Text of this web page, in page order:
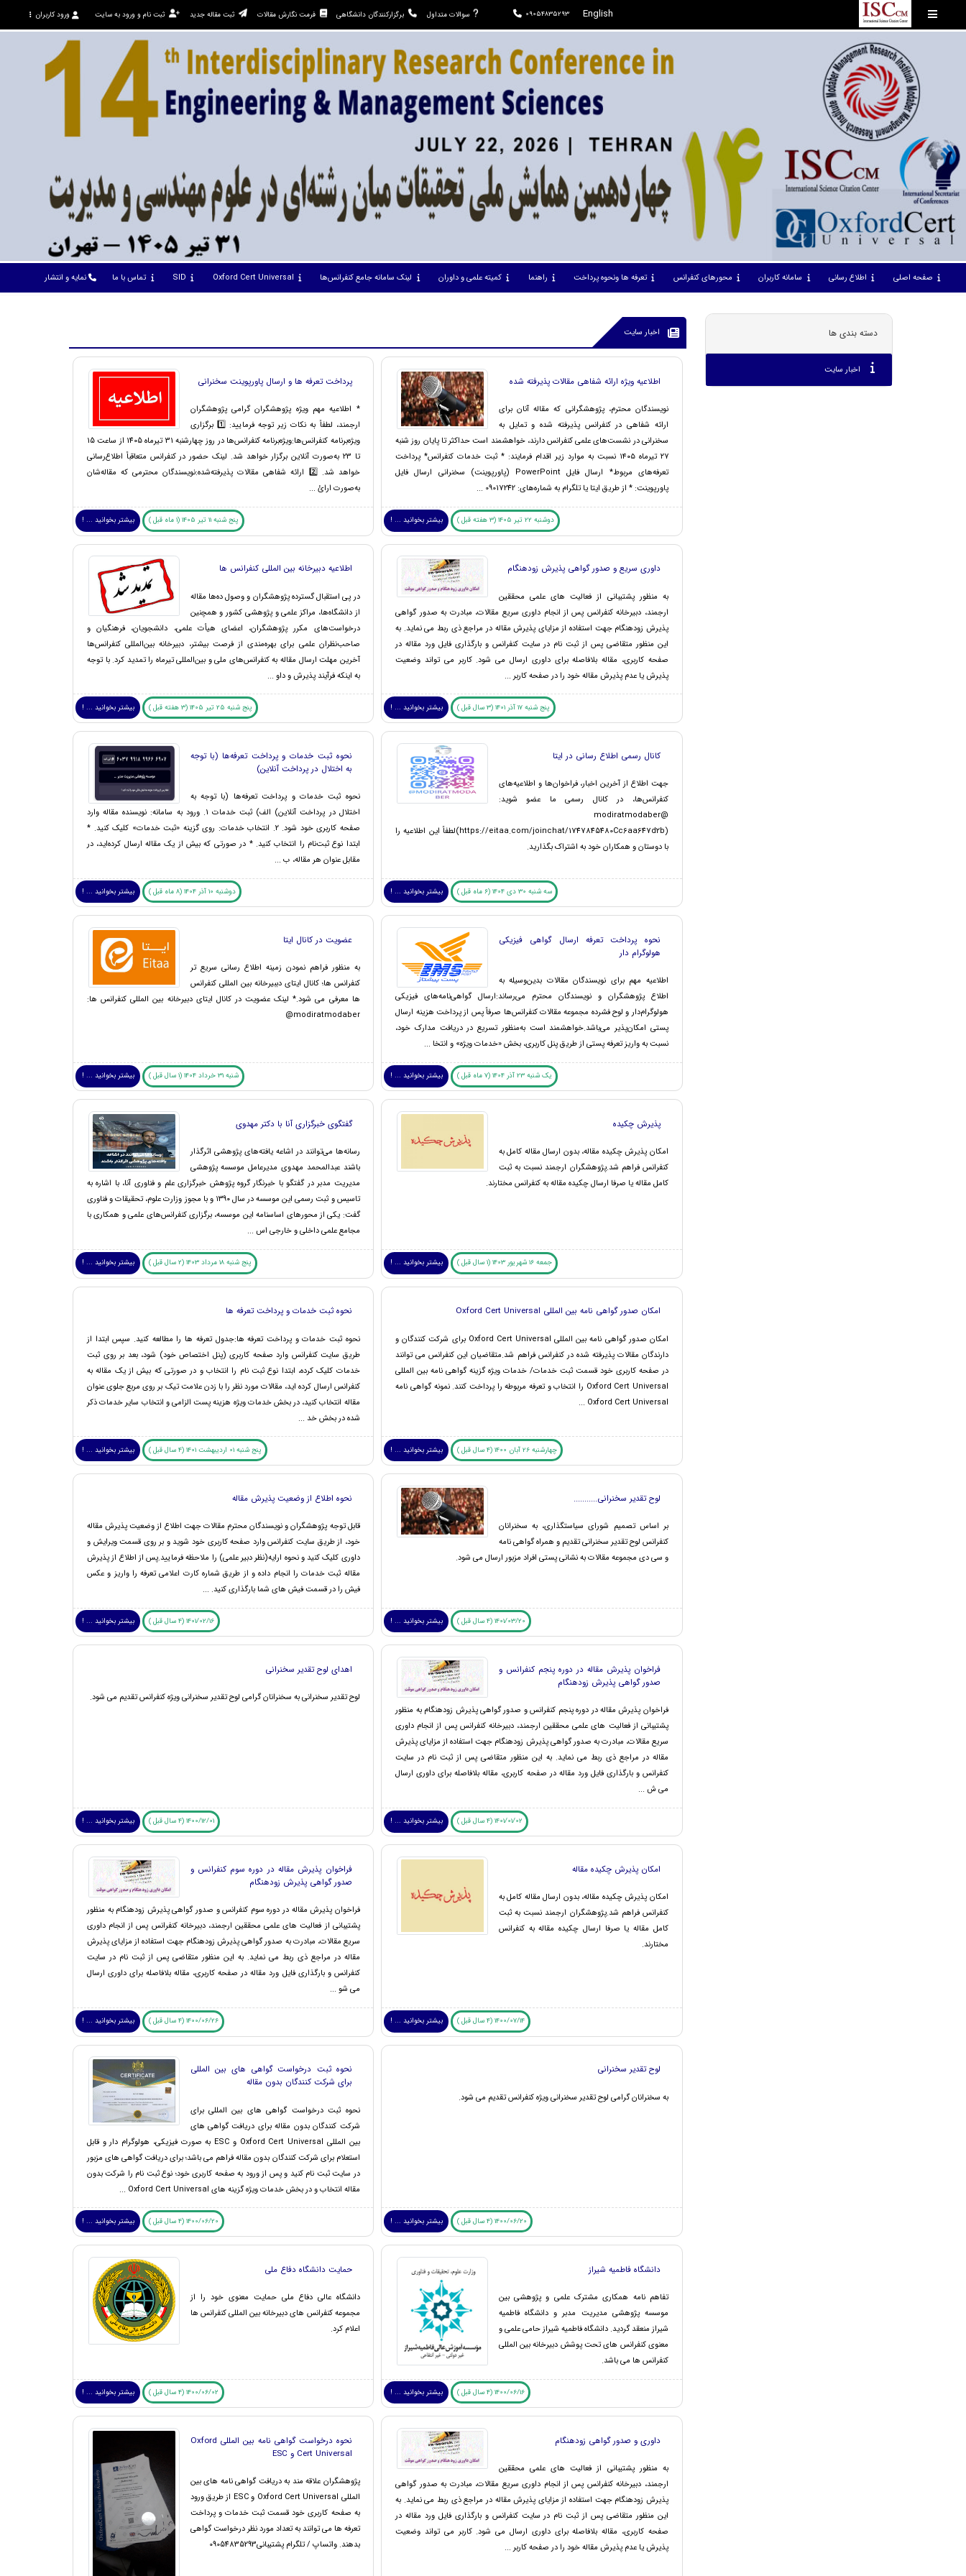
English
09054835293 سوالات متداول برگزارکنندگان دانشگاهی فرمت نگارش مقالات ثبت مقاله جدید ثبت نام و ورود به سایت ورود کاربران
صفحه اصلی اطلاع رسانی سامانه کاربران محورهای کنفرانس تعرفه ها ونحوه پرداخت راهنما کمیته علمی و داوران لینک سامانه جامع کنفرانس‌ها Oxford Cert Universal
SID تماس با ما نمایه و انتشار
دسته بندی ها
اخبار سایت
اخبار سایت
اطلاعیه ویژه ارائه شفاهی مقالات پذیرفته شده
نویسندگان محترم، پژوهشگرانی که مقاله آنان برای
ارائه شفاهی در کنفرانس پذیرفته شده و تمایل به
سخنرانی در نشست‌های علمی کنفرانس دارند، خواهشمند است حداکثر تا پایان روز شنبه
۲۷ تیرماه ۱۴۰۵ نسبت به موارد زیر اقدام فرمایند: * ثبت خدمات کنفرانس* پرداخت
تعرفه‌های مربوط* ارسال فایل PowerPoint (پاورپوینت) سخنرانی ارسال فایل
پاورپوینت: * از طریق ایتا یا تلگرام به شماره‌های: 09017242 ...
دوشنبه 22 تیر 1405 (3 هفته قبل ) بیشتر بخوانید ... !
پرداخت تعرفه ها و ارسال پاورپوینت سخنرانی
* اطلاعیه مهم ویژه پژوهشگران گرامی پژوهشگران
ارجمند، لطفاً به نکات زیر توجه فرمایید: 1️⃣ برگزاری
ویژه‌برنامه کنفرانس‌ها:ویژه‌برنامه کنفرانس‌ها در روز چهارشنبه 31 تیرماه 1405 از ساعت 15
تا 23 به‌صورت آنلاین برگزار خواهد شد. لینک حضور در کنفرانس متعاقباً اطلاع‌رسانی
خواهد شد. 2️⃣ ارائه شفاهی مقالات پذیرفته‌شده:نویسندگان محترمی که مقاله‌شان
به‌صورت ارائ ...
پنج شنبه 11 تیر 1405 (1 ماه قبل ) بیشتر بخوانید ... !
داوری سریع و صدور گواهی پذیرش زودهنگام
به منظور پشتیبانی از فعالیت های علمی محققین
ارجمند، دبیرخانه کنفرانس پس از انجام داوری سریع مقالات، مبادرت به صدور گواهی
پذیرش زودهنگام جهت استفاده از مزایای پذیرش مقاله در مراجع ذی ربط می نماید. به
این منظور متقاضی پس از ثبت نام در سایت کنفرانس و بارگذاری فایل ورد مقاله در
صفحه کاربری، مقاله بلافاصله برای داوری ارسال می شود. کاربر می تواند وضعیت
پذیرش یا عدم پذیرش مقاله خود را در صفحه کاربر ...
پنج شنبه 17 آذر 1401 (3 سال قبل ) بیشتر بخوانید ... !
اطلاعیه دبیرخانه بین المللی کنفرانس ها
در پی استقبال گسترده پژوهشگران و وصول ده‌ها مقاله
از دانشگاه‌ها، مراکز علمی و پژوهشی کشور و همچنین
درخواست‌های مکرر پژوهشگران، اعضای هیأت علمی، دانشجویان، فرهنگیان و
صاحب‌نظران علمی برای بهره‌مندی از فرصت بیشتر، دبیرخانه بین‌المللی کنفرانس‌ها
آخرین مهلت ارسال مقاله به کنفرانس‌های ملی و بین‌المللی تیرماه را تمدید کرد. با توجه
به اینکه فرآیند پذیرش و داو ...
پنج شنبه 25 تیر 1405 (3 هفته قبل ) بیشتر بخوانید ... !
کانال رسمی اطلاع رسانی در ایتا
جهت اطلاع از آخرین اخبار، فراخوان‌ها و اطلاعیه‌های
کنفرانس‌ها، در کانال رسمی ما عضو شوید:
modiratmodaber@
(https://eitaa.com/joinchat/1747845480Cc6aa647d2b)لطفاً این اطلاعیه را
با دوستان و همکاران خود به اشتراک بگذارید.
سه شنبه 30 دی 1404 (6 ماه قبل ) بیشتر بخوانید ... !
نحوه ثبت خدمات و پرداخت تعرفه‌ها (با توجه
به اختلال در پرداخت آنلاین)
نحوه ثبت خدمات و پرداخت تعرفه‌ها (با توجه به
اختلال در پرداخت آنلاین) الف) ثبت خدمات 1. ورود به سامانه: نویسنده مقاله وارد
صفحه کاربری خود شود. 2. انتخاب خدمات: روی گزینه «ثبت خدمات» کلیک کنید. *
ابتدا نوع ثبت‌نام را انتخاب کنید. * در صورتی که بیش از یک مقاله ارسال کرده‌اید، در
مقابل عنوان هر مقاله، ب ...
دوشنبه 10 آذر 1404 (8 ماه قبل ) بیشتر بخوانید ... !
نحوه پرداخت تعرفه ارسال گواهی فیزیکی
هولوگرام دار
اطلاعیه مهم برای نویسندگان مقالات بدین‌وسیله به
اطلاع پژوهشگران و نویسندگان محترم می‌رساند:ارسال گواهی‌نامه‌های فیزیکی
هولوگرام‌دار و لوح فشرده مجموعه مقالات کنفرانس‌ها صرفاً پس از پرداخت هزینه ارسال
پستی امکان‌پذیر می‌باشد.خواهشمند است به‌منظور تسریع در دریافت مدارک خود،
نسبت به واریز تعرفه پستی از طریق پنل کاربری، بخش «خدمات ویژه» و انتخا ...
یک شنبه 23 آذر 1404 (7 ماه قبل ) بیشتر بخوانید ... !
عضویت در کانال ایتا
به منظور فراهم نمودن زمینه اطلاع رسانی سریع تر
کنفرانس ها؛ کانال ایتای دببیرخانه بین المللی کنفرانس
ها معرفی می شود.* لینک عضویت در کانال ایتای دبیرخانه بین المللی کنفرانس ها:
modiratmodaber@
شنبه 31 خرداد 1404 (1 سال قبل ) بیشتر بخوانید ... !
پذیرش چکیده
امکان پذیرش چکیده مقاله، بدون ارسال مقاله کامل به
کنفرانس فراهم شد.پژوهشگران ارجمند نسبت به ثبت
کامل مقاله یا صرفا ارسال چکیده مقاله به کنفرانس مختارند.
جمعه 16 شهریور 1403 (1 سال قبل ) بیشتر بخوانید ... !
گفتگوی خبرگزاری آنا با دکتر مهدوی
رسانه‌ها می‌توانند در اشاعه یافته‌های پژوهشی اثرگذار
باشند عبدالمحمد مهدوی مدیرعامل موسسه پژوهشی
مدیریت مدبر در گفتگو با خبرنگار گروه پژوهش خبرگزاری علم و فناوری آنا، با اشاره به
تاسیس و ثبت رسمی این موسسه در سال ۱۳۹۰ و با مجوز وزارت علوم، تحقیقات و فناوری
گفت: یکی از محور‌های اساسنامه این موسسه، برگزاری کنفرانس‌های علمی و همکاری با
مجامع علمی داخلی و خارجی اس ...
پنج شنبه 18 مرداد 1403 (2 سال قبل ) بیشتر بخوانید ... !
امکان صدور گواهی نامه بین المللی Oxford Cert Universal
امکان صدور گواهی نامه بین المللی Oxford Cert Universal برای شرکت کنندگان و
دارندگان مقالات پذیرفته شده در کنفرانس فراهم شد.متقاضیان این کنفرانس می توانند
در صفحه کاربری خود قسمت ثبت خدمات/ خدمات ویژه گزینه گواهی نامه بین المللی
Oxford Cert Universal را انتخاب و تعرفه مربوطه را پرداخت کنند. نمونه گواهی نامه
Oxford Cert Universal ...
چهارشنبه 26 آبان 1400 (4 سال قبل ) بیشتر بخوانید ... !
نحوه ثبت خدمات و پرداخت تعرفه ها
نحوه ثبت خدمات و پرداخت تعرفه ها:جدول تعرفه ها را مطالعه کنید. سپس ابتدا از
طریق سایت کنفرانس وارد صفحه کاربری (پنل اختصاص خود) شود، بعد بر روی ثبت
خدمات کلیک کرده، ابتدا نوع ثبت نام را انتخاب و در صورتی که بیش از یک مقاله به
کنفرانس ارسال کرده اید، مقالات مورد نظر را با زدن علامت تیک بر روی مربع جلوی عنوان
مقاله انتخاب کنید، در بخش خدمات ویژه هزینه پست الزامی و انتخاب سایر خدمات ذکر
شده در بخش خد ...
پنج شنبه 01 اردیبهشت 1401 (4 سال قبل ) بیشتر بخوانید ... !
لوح تقدیر سخنرانی...........
بر اساس تصمیم شورای سیاستگذاری، به سخنرانان
کنفرانس لوح تقدیر سخنرانی تقدیم و همراه گواهی نامه
و سی دی مجموعه مقالات به نشانی پستی افراد مزبور ارسال می شود.
1401/03/20 (4 سال قبل ) بیشتر بخوانید ... !
نحوه اطلاع از وضعیت پذیرش مقاله
قابل توجه پژوهشگران و نویسندگان محترم مقالات جهت اطلاع از وضعیت پذیرش مقاله
خود، از طریق سایت کنفرانس وارد صفحه کاربری خود شوید و بر روی قسمت ویرایش و
داوری کلیک کنید و نحوه ارایه(نظر دبیر علمی) را ملاحظه فرمایید.پس از اطلاع از پذیرش
مقاله ثبت خدمات را انجام داده و از طریق شماره کارت اعلامی تعرفه را واریز و عکس
فیش را در قسمت فیش های شما بارگذاری کنید. ...
1401/02/16 (4 سال قبل ) بیشتر بخوانید ... !
فراخوان پذیرش مقاله در دوره پنجم کنفرانس و
صدور گواهی پذیرش زودهنگام
فراخوان پذیرش مقاله در دوره پنجم کنفرانس و صدور گواهی پذیرش زودهنگام به منظور
پشتیبانی از فعالیت های علمی محققین ارجمند، دبیرخانه کنفرانس پس از انجام داوری
سریع مقالات، مبادرت به صدور گواهی پذیرش زودهنگام جهت استفاده از مزایای پذیرش
مقاله در مراجع ذی ربط می نماید. به این منظور متقاضی پس از ثبت نام در سایت
کنفرانس و بارگذاری فایل ورد مقاله در صفحه کاربری، مقاله بلافاصله برای داوری ارسال
می ش ...
1401/01/02 (4 سال قبل ) بیشتر بخوانید ... !
اهدای لوح تقدیر سخنرانی
لوح تقدیر سخنرانی به سخنرانان گرامی لوح تقدیر سخنرانی ویژه کنفرانس تقدیم می شود.
1400/12/01 (4 سال قبل ) بیشتر بخوانید ... !
امکان پذیرش چکیده مقاله
امکان پذیرش چکیده مقاله، بدون ارسال مقاله کامل به
کنفرانس فراهم شد.پژوهشگران ارجمند نسبت به ثبت
کامل مقاله یا صرفا ارسال چکیده مقاله به کنفرانس
مختارند.
1400/07/14 (4 سال قبل ) بیشتر بخوانید ... !
فراخوان پذیرش مقاله در دوره سوم کنفرانس و
صدور گواهی پذیرش زودهنگام
فراخوان پذیرش مقاله در دوره سوم کنفرانس و صدور گواهی پذیرش زودهنگام به منظور
پشتیبانی از فعالیت های علمی محققین ارجمند، دبیرخانه کنفرانس پس از انجام داوری
سریع مقالات، مبادرت به صدور گواهی پذیرش زودهنگام جهت استفاده از مزایای پذیرش
مقاله در مراجع ذی ربط می نماید. به این منظور متقاضی پس از ثبت نام در سایت
کنفرانس و بارگذاری فایل ورد مقاله در صفحه کاربری، مقاله بلافاصله برای داوری ارسال
می شو ...
1400/06/26 (4 سال قبل ) بیشتر بخوانید ... !
لوح تقدیر سخنرانی
به سخنرانان گرامی لوح تقدیر سخنرانی ویژه کنفرانس تقدیم می شود.
1400/06/20 (4 سال قبل ) بیشتر بخوانید ... !
نحوه ثبت درخواست گواهی های بین المللی
برای شرکت کنندگان بدون مقاله
نحوه ثبت درخواست گواهی های بین المللی برای
شرکت کنندگان بدون مقاله برای دریافت گواهی های
بین المللی Oxford Cert Universal و ESC به صورت فیزیکی، هولوگرام دار و قابل
استعلام برای شرکت کنندگان بدون مقاله فراهم می باشد؛ برای دریافت گواهی های مزبور
در سایت ثبت نام کنید و پس از ورود به صفحه کاربری خود؛ نوع ثبت نام را شرکت بدون
مقاله انتخاب و در بخش خدمات ویژه گزینه های Oxford Cert Universal ...
1400/06/20 (4 سال قبل ) بیشتر بخوانید ... !
دانشگاه فاطمیه شیراز
تفاهم نامه همکاری مشترک علمی و پژوهشی بین
موسسه پژوهشی مدیریت مدبر و دانشگاه فاطمیه
شیراز منعقد گردید. دانشگاه فاطمیه شیراز حامی علمی و
معنوی کنفرانس های تحت پوشش دبیرخانه بین المللی
کنفرانس ها می باشد.
1400/06/16 (4 سال قبل ) بیشتر بخوانید ... !
حمایت دانشگاه دفاع ملی
دانشگاه عالی دفاع ملی حمایت معنوی خود را از
مجموعه کنفرانس های دبیرخانه بین المللی کنفرانس ها
اعلام کرد.
1400/06/02 (4 سال قبل ) بیشتر بخوانید ... !
داوری و صدور گواهی زودهنگام
به منظور پشتیبانی از فعالیت های علمی محققین
ارجمند، دبیرخانه کنفرانس پس از انجام داوری سریع مقالات، مبادرت به صدور گواهی
پذیرش زودهنگام جهت استفاده از مزایای پذیرش مقاله در مراجع ذی ربط می نماید. به
این منظور متقاضی پس از ثبت نام در سایت کنفرانس و بارگذاری فایل ورد مقاله در
صفحه کاربری، مقاله بلافاصله برای داوری ارسال می شود. کاربر می تواند وضعیت
پذیرش یا عدم پذیرش مقاله خود را در صفحه کاربر ...
نحوه درخواست گواهی نامه بین المللی Oxford
Cert Universal و ESC
پژوهشگران علاقه مند به دریافت گواهی نامه های بین
المللی Oxford Cert Universal و ESC از طریق ورود
به صفحه کاربری خود قسمت ثبت خدمات و پرداخت
تعرفه ها می توانند به تعداد مورد نظر درخواست گواهی
بدهند. واتساپ / تلگرام پشتیبانی09054835293